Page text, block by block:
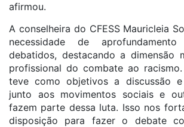
afirmou.
A conselheira do CFESS Mauricleia
necessidade de
debatidos, destacando a dimensão
profissional do combate ao racismo.
teve como objetivos a discussão
junto aos movimentos sociais e
fazem parte dessa luta. Isso nos
disposição para fazer o debate